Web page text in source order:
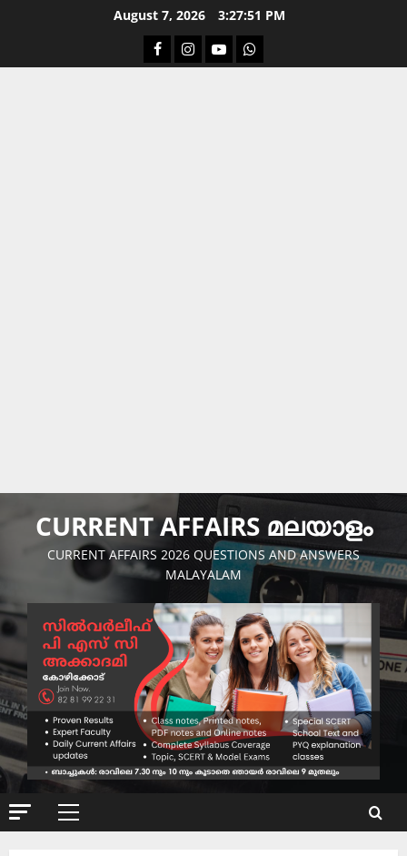
August 7, 2026 3:27:52 PM
Facebook
Instagram
YoutubeWhatsapp
CURRENT AFFAIRS മലയാളം
CURRENT AFFAIRS 2026 QUESTIONS AND ANSWERS
MALAYALAM
Primary